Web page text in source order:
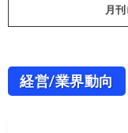
月
経営/業界動向